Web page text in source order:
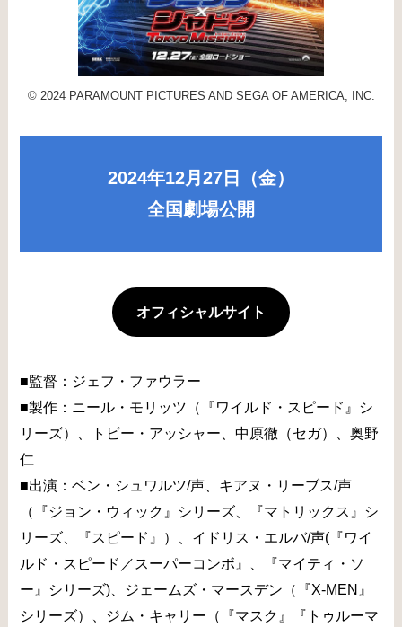
© 2024 PARAMOUNT PICTURES AND SEGA OF AMERICA, INC.
2024年12月27日（金）
全国劇場公開
オフィシャルサイト
■監督：ジェフ・ファウラー
■製作：ニール・モリッツ（『ワイルド・スピード』シ
リーズ）、トビー・アッシャー、中原徹（セガ）、奥野
仁
■出演：ベン・シュワルツ/声、キアヌ・リーブス/声
（『ジョン・ウィック』シリーズ、『マトリックス』シ
リーズ、『スピード』）、イドリス・エルバ/声(『ワイ
ルド・スピード／スーパーコンボ』、『マイティ・ソ
ー』シリーズ)、ジェームズ・マースデン（『X-MEN』
シリーズ）、ジム・キャリー（『マスク』『トゥルーマ